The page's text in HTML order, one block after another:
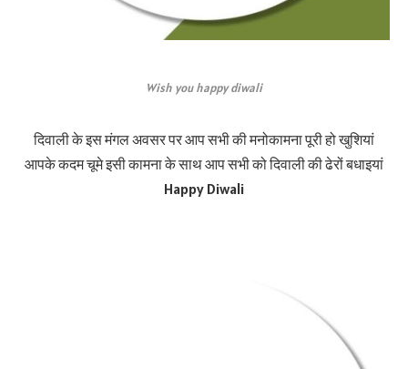
Wish you happy diwali
दिवाली के इस मंगल अवसर पर आप सभी की मनोकामना पूरी हो खुशियां
आपके कदम चूमे इसी कामना के साथ आप सभी को दिवाली की ढेरों बधाइयां
Happy Diwali